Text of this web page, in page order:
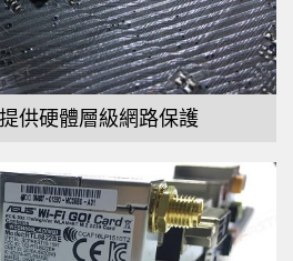
供硬體層級網路保護